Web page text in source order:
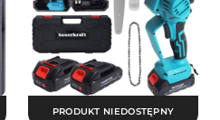
PRODUKT NIEDOSTĘPNY